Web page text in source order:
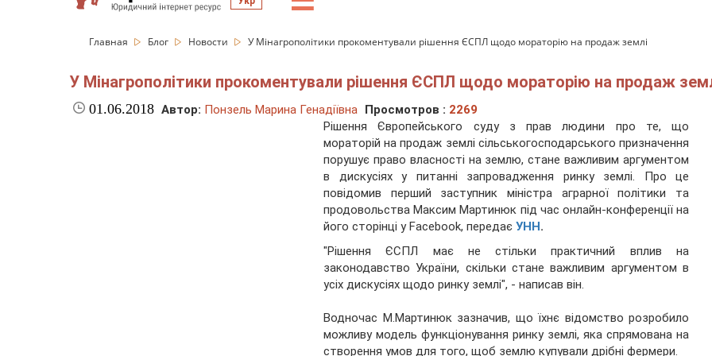
Главная Блог Новости У Мінагрополітики прокоментували рішення ЄСПЛ щодо мораторію на продаж землі
У Мінагрополітики прокоментували рішення ЄСПЛ щодо мораторію на продаж
01.06.2018 Автор: Понзель Марина Генадіївна Просмотров : 2269
Рішення Європейського суду з прав людини про те, що
мораторій на продаж землі сільськогосподарського призначення
порушує право власності на землю, стане важливим аргументом
в дискусіях у питанні запровадження ринку землі. Про це
повідомив перший заступник міністра аграрної політики та
продовольства Максим Мартинюк під час онлайн-конференції на
його сторінці у Facebook, передає УНН .
"Рішення ЄСПЛ має не стільки практичний вплив на
законодавство України, скільки стане важливим аргументом в
усіх дискусіях щодо ринку землі", - написав він.
Водночас М.Мартинюк зазначив, що їхнє відомство розробило
можливу модель функціонування ринку землі, яка спрямована на
створення умов для того, щоб землю купували дрібні фермери.